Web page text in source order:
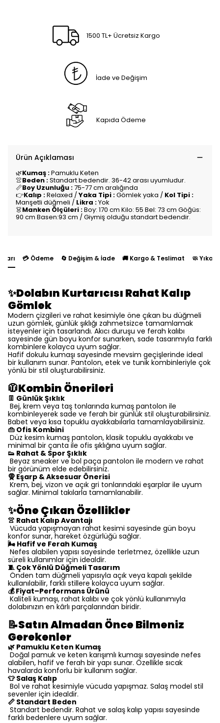
1500 TL+ Ücretsiz Kargo
İade ve Değişim
Kapıda Ödeme
Ürün Açıklaması
🌿Kumaş :Pamuklu Keten
👚Beden :Standart bedendir. 36-42 arası uyumludur.
📏Boy Uzunluğu :75-77 cm aralığında
👉Kalıp :Relaxed /Yaka Tipi :Gömlek yaka / Kol Tipi :
Manşetli düğmeli / Likra :Yok
👗Manken Ölçüleri :Boy: 170 cm Kilo: 55 Bel: 73 cm Göğüs:
90 cm Basen:93 cm / Giymiş olduğu standart bedendir.
💳 Ödeme 🔄 Değişim & İade 🚚 Kargo & Teslimat 🧼
✨Dolabın Kurtarıcısı Rahat Kalıp
Gömlek
Modern çizgileri ve rahat kesimiyle öne çıkan bu düğmeli
uzun gömlek, günlük şıklığı zahmetsizce tamamlamak
isteyenler için tasarlandı. Akıcı duruşu ve ferah kalıbı
sayesinde gün boyu konfor sunarken, sade tasarımıyla farklı
kombinlere kolayca uyum sağlar.
Hafif dokulu kumaşı sayesinde mevsim geçişlerinde ideal
bir kullanım sunar. Pantolon, etek ve tunik kombinleriyle çok
yönlü bir stil oluşturabilirsiniz.
🧥Kombin Önerileri
👖 Günlük Şıklık
Bej, krem veya taş tonlarında kumaş pantolon ile
kombinleyerek sade ve ferah bir günlük stil oluşturabilirsiniz.
Babet veya kısa topuklu ayakkabılarla tamamlayabilirsiniz.
👜 Ofis Kombini
Düz kesim kumaş pantolon, klasik topuklu ayakkabı ve
minimal bir çanta ile ofis şıklığına uyum sağlar.
👟 Rahat & Spor Şıklık
Beyaz sneaker ve bol paça pantolon ile modern ve rahat
bir görünüm elde edebilirsiniz.
🧕 Eşarp & Aksesuar Önerisi
Krem, bej, vizon ve açık gri tonlarındaki eşarplar ile uyum
sağlar. Minimal takılarla tamamlanabilir.
✨Öne Çıkan Özellikler
👚 Rahat Kalıp Avantajı
Vücuda yapışmayan rahat kesimi sayesinde gün boyu
konfor sunar, hareket özgürlüğü sağlar.
🌬 Hafif ve Ferah Kumaş
Nefes alabilen yapısı sayesinde terletmez, özellikle uzun
süreli kullanımlar için idealdir.
🧵 Çok Yönlü Düğmeli Tasarım
Önden tam düğmeli yapısıyla açık veya kapalı şekilde
kullanılabilir, farklı stillere kolayca uyum sağlar.
💰 Fiyat–Performans Ürünü
Kaliteli kumaşı, rahat kalıbı ve çok yönlü kullanımıyla
dolabınızın en kârlı parçalarından biridir.
📝Satın Almadan Önce Bilmeniz
Gerekenler
🌿 Pamuklu Keten Kumaş
Doğal pamuk ve keten karışımlı kumaşı sayesinde nefes
alabilen, hafif ve ferah bir yapı sunar. Özellikle sıcak
havalarda konforlu bir kullanım sağlar.
👕 Salaş Kalıp
Bol ve rahat kesimiyle vücuda yapışmaz. Salaş model stil
sevenler için idealdir.
📏 Standart Beden
Standart bedendir. Rahat ve salaş kalıp yapısı sayesinde
farklı bedenlere uyum sağlar.